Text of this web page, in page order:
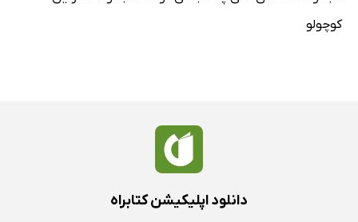
کوچولو
دانلود اپلیکیشن کتابراه